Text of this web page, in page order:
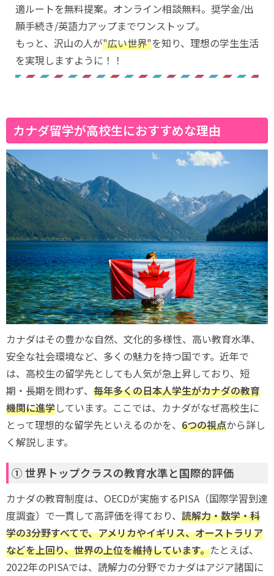
適ルートを無料提案。オンライン相談無料。奨学金/出
願手続き/英語力アップまでワンストップ。
もっと、沢山の人が"広い世界"を知り、理想の学生生活
を実現しますように！！
カナダ留学が高校生におすすめな理由
カナダはその豊かな自然、文化的多様性、高い教育水準、
安全な社会環境など、多くの魅力を持つ国です。近年で
は、高校生の留学先としても人気が急上昇しており、短
期・長期を問わず、 毎年多くの日本人学生がカナダの教育
機関に進学しています。ここでは、カナダがなぜ高校生に
とって理想的な留学先といえるのかを、 6つの視点から詳し
く解説します。
① 世界トップクラスの教育水準と国際的評価
カナダの教育制度は、OECDが実施するPISA（国際学習到達
度調査）で一貫して高評価を得ており、 読解力・数学・科
学の3分野すべてで、アメリカやイギリス、オーストラリア
などを上回り、世界の上位を維持しています。たとえば、
2022年のPISAでは、読解力の分野でカナダはアジア諸国に